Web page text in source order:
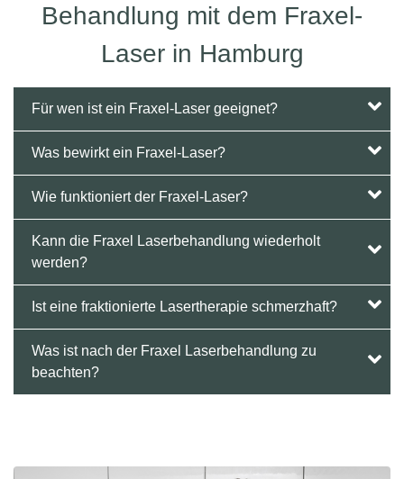
Behandlung mit dem Fraxel-
Laser in Hamburg
Für wen ist ein Fraxel-Laser geeignet?
Was bewirkt ein Fraxel-Laser?
Wie funktioniert der Fraxel-Laser?
Kann die Fraxel Laserbehandlung wiederholt
werden?
Ist eine fraktionierte Lasertherapie schmerzhaft?
Was ist nach der Fraxel Laserbehandlung zu
beachten?